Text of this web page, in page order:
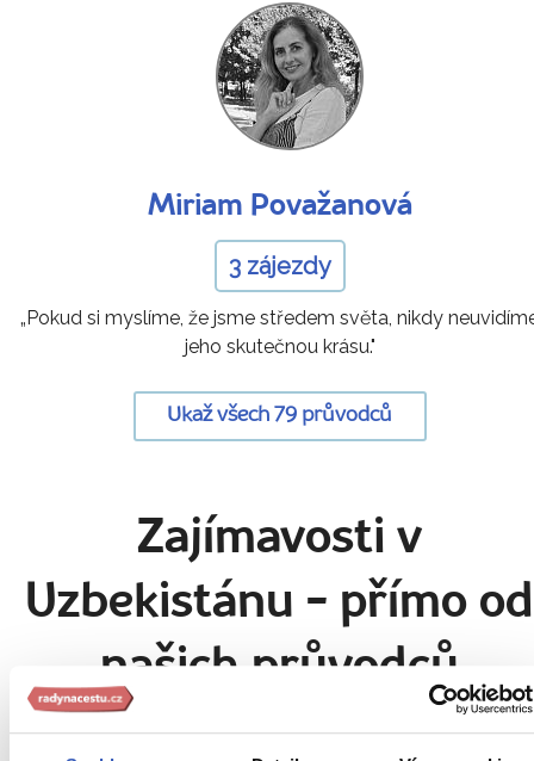
Miriam Považanová
3 zájezdy
„Pokud si myslíme, že jsme středem světa, nikdy
jeho skutečnou krásu."
Ukaž všech 79 průvodců
Zajímavosti v
Uzbekistánu - přímo od
našich průvodců